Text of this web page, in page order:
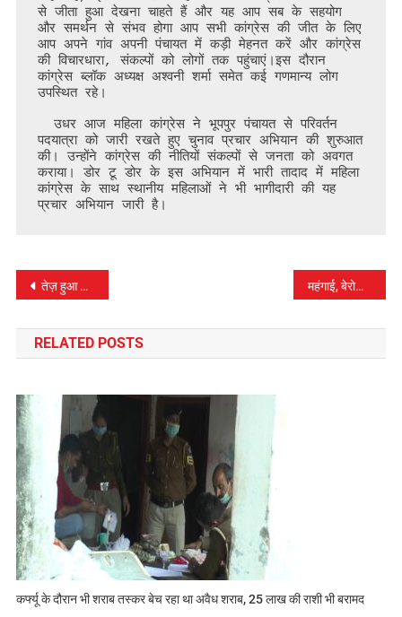
से जीता हुआ देखना चाहते हैं और यह आप सब के सहयोग
और समर्थन से संभव होगा आप सभी कांग्रेस की जीत के लिए
आप अपने गांव अपनी पंचायत में कड़ी मेहनत करें और कांग्रेस
की विचारधारा, संकल्पों को लोगों तक पहुंचाएं।इस दौरान
कांग्रेस ब्लॉक अध्यक्ष अश्वनी शर्मा समेत कई गणमान्य लोग
उपस्थित रहे।
  उधर आज महिला कांग्रेस ने भूपपुर पंचायत से परिवर्तन
पदयात्रा को जारी रखते हुए चुनाव प्रचार अभियान की शुरुआत
की। उन्होंने कांग्रेस की नीतियों संकल्पों से जनता को अवगत
कराया। डोर टू डोर के इस अभियान में भारी तादाद में महिला
कांग्रेस के साथ स्थानीय महिलाओं ने भी भागीदारी की यह
प्रचार अभियान जारी है।
पोस्ट
नेविगेशन
तेज़ हुआ रोशन लाल चौधरी का प्रचार अभियान महंगाई, बेरोजगारी और भ्रष्टाचार से जनता का जीना दुभर – किरनेश जंग
RELATED POSTS
कर्फ्यू के दौरान भी शराब तस्कर बेच रहा था अवैध शराब, 25 लाख की राशी भी बरामद